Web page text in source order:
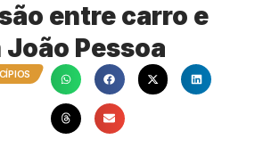
entre carro e
Pessoa